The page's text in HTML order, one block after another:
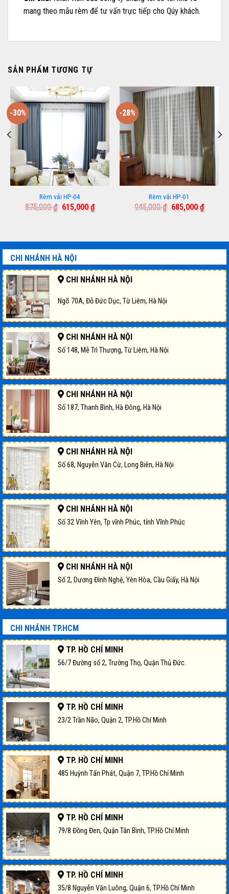
mang theo mẫu rèm để tư vấn trực tiếp cho Qúy khách.
SẢN PHẨM TƯƠNG TỰ
-30%
Rèm vải HP-04
875,000₫ Giá
615,000₫Giá
hiện
-28%
Rèm vải HP-01
945,000₫ Giá
685,000₫Giá
hiện
CHI NHÁNH HÀ NỘI
CHI NHÁNH HÀ NỘI
Ngõ 70A, Đỗ Đức Dục, Từ Liêm, Hà Nội
CHI NHÁNH HÀ NỘI
Số 148, Mễ Trì Thượng, Từ Liêm, Hà Nội
CHI NHÁNH HÀ NỘI
Số 187, Thanh Bình, Hà Đông, Hà Nội
CHI NHÁNH HÀ NỘI
Số 68, Nguyễn Văn Cừ, Long Biên, Hà Nội
CHI NHÁNH HÀ NỘI
Số 32 Vĩnh Yên, Tp vĩnh Phúc, tỉnh Vĩnh Phúc
CHI NHÁNH HÀ NỘI
Số 2, Dương Đình Nghệ, Yên Hòa, Cầu Giấy, Hà Nội
CHI NHÁNH TP.HCM
TP. HỒ CHÍ MINH
56/7 Đường số 2, Trường Thọ, Quận Thủ Đức.
TP. HỒ CHÍ MINH
23/2 Trần Não, Quận 2, TP.Hồ Chí Minh
TP. HỒ CHÍ MINH
485 Huỳnh Tấn Phát, Quận 7, TP.Hồ Chí Minh
TP. HỒ CHÍ MINH
79/8 Đồng Đen, Quận Tân Bình, TP.Hồ Chí Minh
TP. HỒ CHÍ MINH
35/8 Nguyễn Văn Luông, Quận 6, TP.Hồ Chí Minh